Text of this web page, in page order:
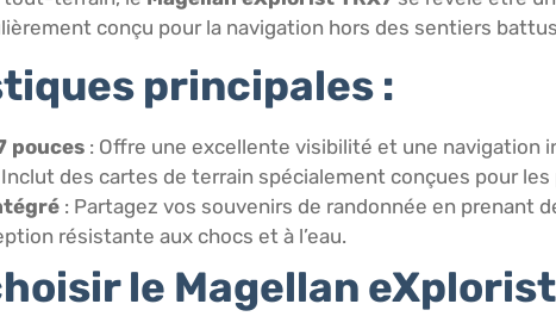
conçu pour la navigation hors des sentiers
principales :
pouces : Offre une excellente visibilité et une navigation
Inclut des cartes de terrain spécialement conçues pour
: Partagez vos souvenirs de randonnée en prenant
résistante aux chocs et à l’eau.
le Magellan eXplorist